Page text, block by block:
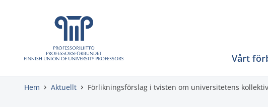
Gå direkt till innehåll
Vårt
Hem Aktuellt Förlikningsförslag i tvisten om universitetens